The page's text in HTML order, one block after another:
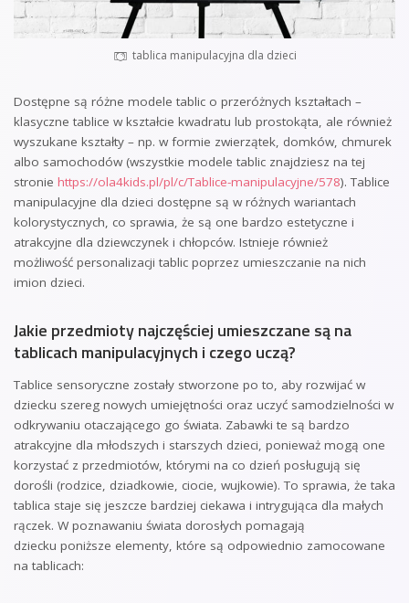
tablica manipulacyjna dla dzieci
Dostępne są różne modele tablic o przeróżnych kształtach –
klasyczne tablice w kształcie kwadratu lub prostokąta, ale również
wyszukane kształty – np. w formie zwierzątek, domków, chmurek
albo samochodów (wszystkie modele tablic znajdziesz na tej
stronie https://ola4kids.pl/pl/c/Tablice-manipulacyjne/578). Tablice
manipulacyjne dla dzieci dostępne są w różnych wariantach
kolorystycznych, co sprawia, że są one bardzo estetyczne i
atrakcyjne dla dziewczynek i chłopców. Istnieje również
możliwość personalizacji tablic poprzez umieszczanie na nich
imion dzieci.
Jakie przedmioty najczęściej umieszczane są na
tablicach manipulacyjnych i czego uczą?
Tablice sensoryczne zostały stworzone po to, aby rozwijać w
dziecku szereg nowych umiejętności oraz uczyć samodzielności w
odkrywaniu otaczającego go świata. Zabawki te są bardzo
atrakcyjne dla młodszych i starszych dzieci, ponieważ mogą one
korzystać z przedmiotów, którymi na co dzień posługują się
dorośli (rodzice, dziadkowie, ciocie, wujkowie). To sprawia, że taka
tablica staje się jeszcze bardziej ciekawa i intrygująca dla małych
rączek. W poznawaniu świata dorosłych pomagają
dziecku poniższe elementy, które są odpowiednio zamocowane
na tablicach: